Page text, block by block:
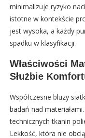
minimalizuje ryzyko
istotne w kontekście
jest wysoka, a każdy
spadku w klasyfikacji.
Właściwości
Służbie
Współczesne bluzy
badań nad
technicznych tkanin
Lekkość, która nie